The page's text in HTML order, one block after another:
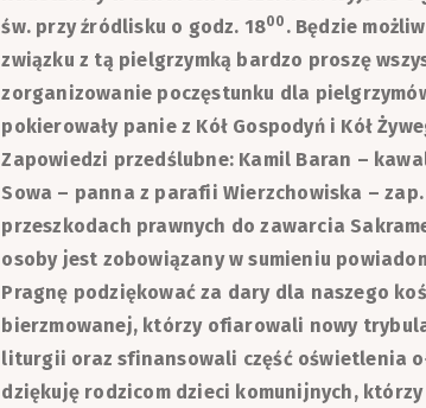
św. przy źródlisku o godz. 1800 . Będzie
związku z tą pielgrzymką bardzo proszę
zorganizowanie poczęstunku dla
pokierowały panie z Kół Gospodyń i Kół
Zapowiedzi przedślubne: Kamil Baran –
Sowa – panna z parafii Wierzchowiska – zap.
przeszkodach prawnych do zawarcia
osoby jest zobowiązany w sumieniu
Pragnę podziękować za dary dla naszego
bierzmowanej, którzy ofiarowali nowy
liturgii oraz sfinansowali część oświetlenia
dziękuję rodzicom dzieci komunijnych,